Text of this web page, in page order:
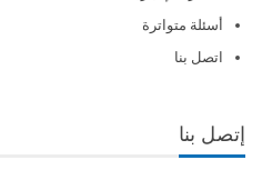
أسئلة متواترة
اتصل بنا
إتصل بنا